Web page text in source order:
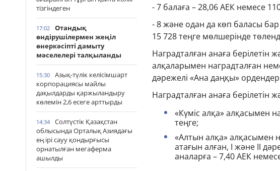
тізгіндеген
17:02
Отандық
өндірушілермен жеңіл
өнеркәсіпті дамыту
мәселелері талқыланды
15:30
Азық-түлік келісімшарт
корпорациясы майлы
дақылдарды қаржыландыру
көлемін 2,6 есеге арттырды
14:34
Солтүстік Қазақстан
облысында Орталық Азиядағы
ең ірі сауу қондырғысы
орнатылған мегаферма
ашылды
- 7 балаға – 28,06 АЕК немесе
- 8 және одан да көп баласы
15 728 теңге мөлшерінде
Наградталған анаға берілетін
алқаларымен наградталған
дәрежелі «Ана даңқы»
Наградталған анаға берілетін
«Күміс алқа» алқасымен
теңге;
«Алтын алқа» алқасымен
атағын алған, І және ІІ
аналарға – 7,40 АЕК